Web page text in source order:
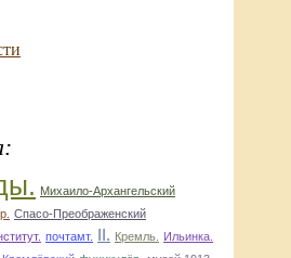
Михаило-Архангельский
Спасо-Преображенский
почтамт. II. Кремль.
Ильинка.